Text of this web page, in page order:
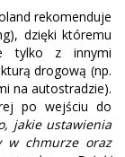
rekomenduje
dzięki któremu
tylko z innymi
drogową (np.
na autostradzie).
po wejściu do
jakie ustawienia
w chmurze oraz